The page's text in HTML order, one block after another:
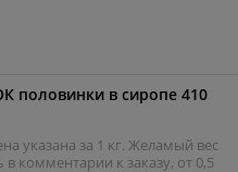
половинки в сиропе 410
указана за 1 кг. Желамый вес
в комментарии к заказу, от 0,5